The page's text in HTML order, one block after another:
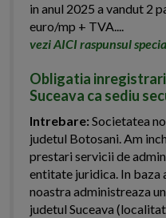
in anul 2025 a vandut 2
euro/mp + TVA....
vezi AICI raspunsul
Obligatia
Suceava ca sediu
Intrebare:Societatea
judetul Botosani. Am
prestari servicii de
entitate juridica. In baza
noastra administreaza
judetul Suceava